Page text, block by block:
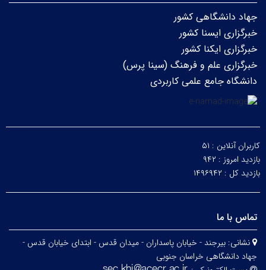
جهاد دانشگاهی کشور
خبرگزاری ایسنا کشور
خبرگزاری ایکنا کشور
خبرگزاری علم و فرهنگ (سینا پرس)
دانشگاه جامع علمی کاربردی
کاربران آنلاین : ۵۱
بازدید امروز : ۹۴۲
بازدید کل : ۱۴۹۶۹۴۲
تماس با ما
نشانی: بیرجند - خیابان پاسداران - میدان قدس - ابتدای خیابان قدس -
جهاد دانشگاهی خراسان جنوبی